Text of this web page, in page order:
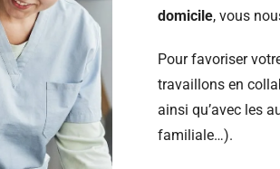
domicile, vous
Pour favoriser
travaillons en
ainsi qu’avec les
familiale…).